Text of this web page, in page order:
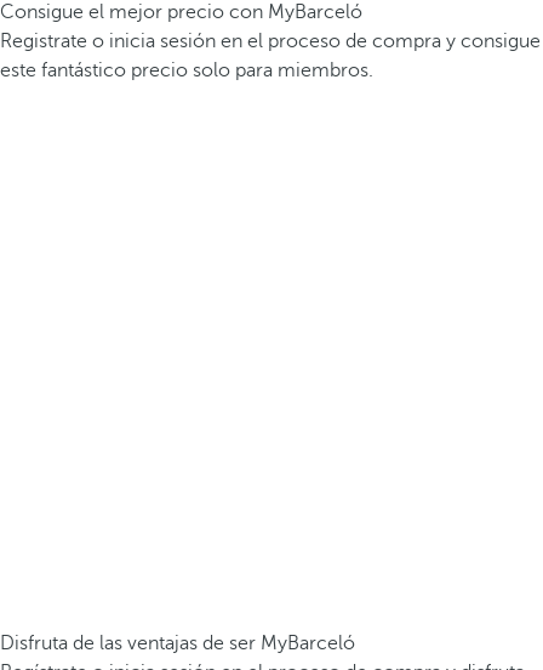
Consigue el mejor precio con MyBarceló
Registrate o inicia sesión en el proceso de compra y consigue
este fantástico precio solo para miembros.
Disfruta de las ventajas de ser MyBarceló